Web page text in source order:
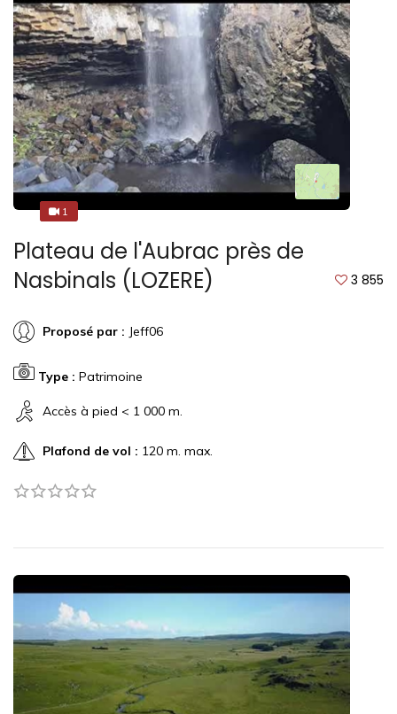
11
Plateau de l'Aubrac près de
Nasbinals (LOZERE)
3 855
Proposé par : Jeff06
Type : Patrimoine
Accès à pied < 1 000 m.
Plafond de vol : 120 m. max.